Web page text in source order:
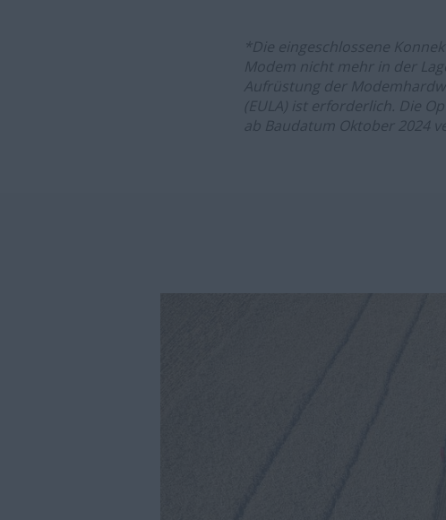
*Die eingeschlossene
Modem nicht mehr in der
Aufrüstung der
(EULA) ist erforderlich. Die
ab Baudatum Oktober 2024